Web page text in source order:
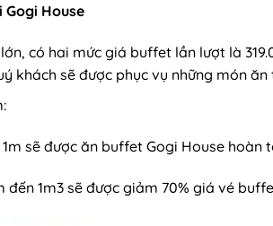
House
có hai mức giá buffet lần lượt là
khách sẽ được phục vụ những món
sẽ được ăn buffet Gogi House hoàn
đến 1m3 sẽ được giảm 70% giá vé